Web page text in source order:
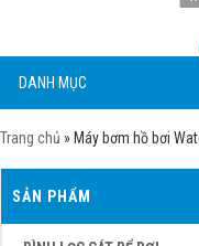
DANH MỤC
Trang chủ » Máy bơm hồ bơi
SẢN PHẨM